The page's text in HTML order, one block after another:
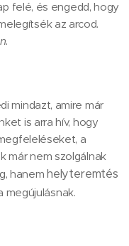
felé, és engedd, hogy
az arcod.
mindazt, amire már
is arra hív, hogy
a
már nem szolgálnak
hanemhelyteremtés
megújulásnak.